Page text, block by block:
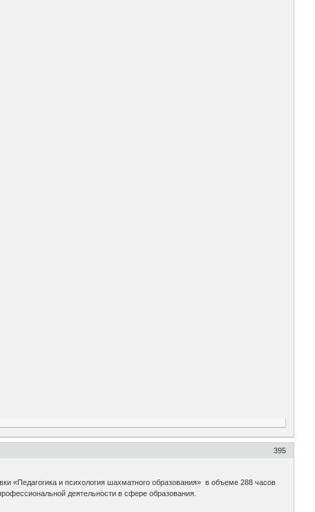
395
«Педагогика и психология шахматного образования» в объеме 288 часов
деятельности в сфере образования.